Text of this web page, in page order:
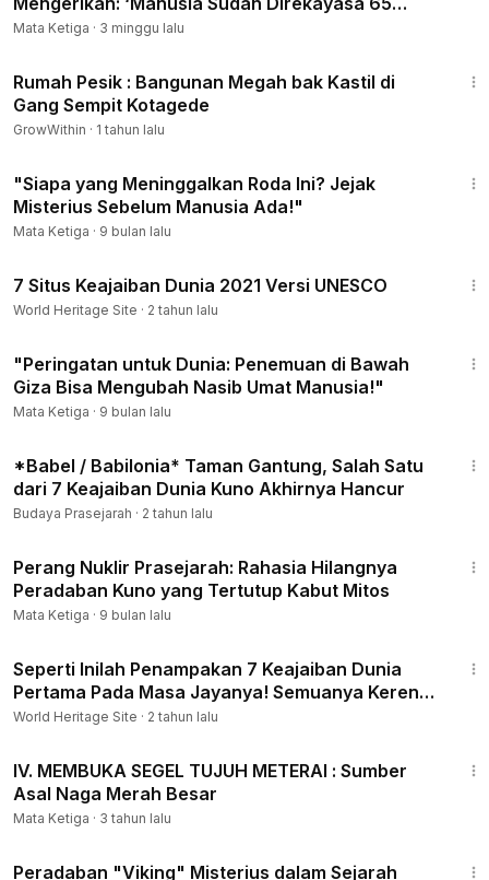
belum berhasil dibuka manusia modern.
Dan di bagian akhir, kita juga akan membahas sebuah
— tempat yang disebut-sebut menyimpan teknologi
hologram berusia 50.000 tahun.
#peradaban
#misterius
Kali!’”
Mata Ketiga · 3 minggu lalu
Rumah Pesik : Bangunan Megah bak Kastil di
Gang Sempit Kotagede
GrowWithin · 1 tahun lalu
"Siapa yang Meninggalkan Roda Ini? Jejak
Misterius Sebelum Manusia Ada!"
Mata Ketiga · 9 bulan lalu
7 Situs Keajaiban Dunia 2021 Versi UNESCO
World Heritage Site · 2 tahun lalu
"Peringatan untuk Dunia: Penemuan di Bawah
Giza Bisa Mengubah Nasib Umat Manusia!"
Mata Ketiga · 9 bulan lalu
*Babel / Babilonia* Taman Gantung, Salah Satu
dari 7 Keajaiban Dunia Kuno Akhirnya Hancur
Budaya Prasejarah · 2 tahun lalu
Perang Nuklir Prasejarah: Rahasia Hilangnya
Peradaban Kuno yang Tertutup Kabut Mitos
Mata Ketiga · 9 bulan lalu
Seperti Inilah Penampakan 7 Keajaiban Dunia
Pertama Pada Masa Jayanya! Semuanya Keren
dan Megah!
World Heritage Site · 2 tahun lalu
IV. MEMBUKA SEGEL TUJUH METERAI : Sumber
Asal Naga Merah Besar
Mata Ketiga · 3 tahun lalu
Peradaban "Viking" Misterius dalam Sejarah